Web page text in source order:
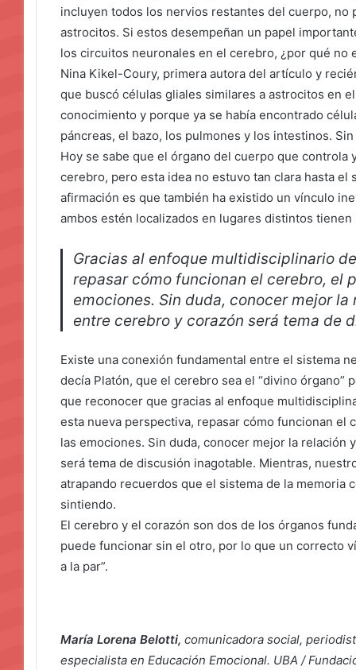
incluyen todos los nervios restantes del cuerpo,
astrocitos. Si estos desempeñan un papel
los circuitos neuronales en el cerebro, ¿por qué no
Nina Kikel-Coury, primera autora del artículo y
que buscó células gliales similares a astrocitos en
conocimiento y porque ya se había encontrado
páncreas, el bazo, los pulmones y los intestinos.
Hoy se sabe que el órgano del cuerpo que
cerebro, pero esta idea no estuvo tan clara hasta el
afirmación es que también ha existido un vínculo
ambos estén localizados en lugares distintos
Gracias al enfoque multidisciplinario
repasar cómo funcionan el cerebro, el
emociones. Sin duda, conocer mejor
entre cerebro y corazón será tema de
Existe una conexión fundamental entre el sistema
decía Platón, que el cerebro sea el “divino órgano”
que reconocer que gracias al enfoque
esta nueva perspectiva, repasar cómo funcionan el
las emociones. Sin duda, conocer mejor la
será tema de discusión inagotable. Mientras,
atrapando recuerdos que el sistema de la memoria
sintiendo.
El cerebro y el corazón son dos de los órganos
puede funcionar sin el otro, por lo que un correcto
a la par”.
María Lorena Belotti, comunicadora social,
especialista en Educación Emocional. UBA /